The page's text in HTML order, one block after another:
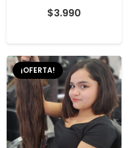
$3.990
¡OFERTA!